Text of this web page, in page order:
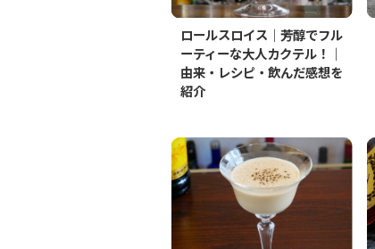
ロールスロイス｜芳醇でフル
ーティーな大人カクテル！｜
由来・レシピ・飲んだ感想を
紹介